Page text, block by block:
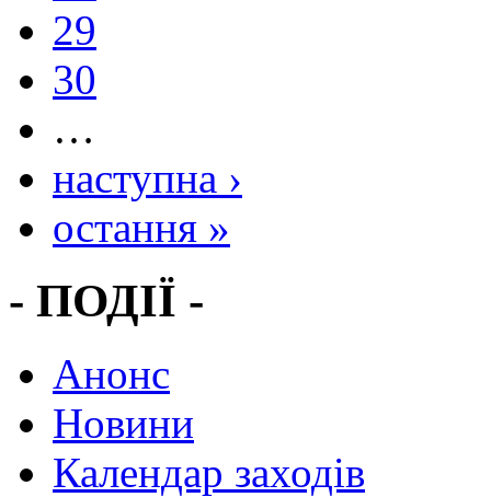
29
30
…
наступна ›
остання »
- ПОДІЇ -
Анонс
Новини
Календар заходів